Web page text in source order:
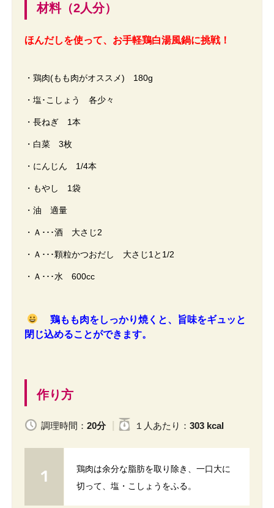
材料（2人分）
ほんだしを使って、お手軽鶏白湯風鍋に挑戦！
・鶏肉(もも肉がオススメ) 180g
・塩･こしょう 各少々
・長ねぎ 1本
・白菜 3枚
・にんじん 1/4本
・もやし 1袋
・油 適量
・Ａ･･･酒 大さじ2
・Ａ･･･顆粒かつおだし 大さじ1と1/2
・Ａ･･･水 600cc
鶏もも肉をしっかり焼くと、旨味をギュッと
閉じ込めることができます。
作り方
調理時間： 20分 １人 あたり ： 303 kcal
鶏肉は余分な脂肪を取り除き、一口大に
切って、塩・こしょうをふる。